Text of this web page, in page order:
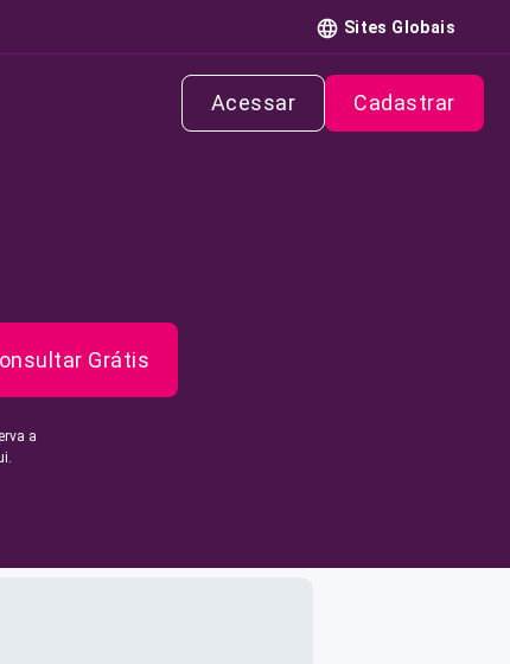
Sites Globais
Acessar Cadastrar
Grátis
a